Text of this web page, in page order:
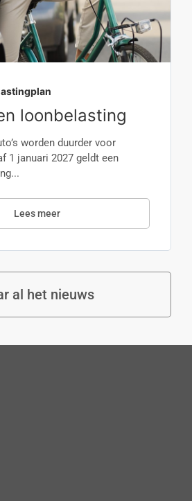
loonbelasting
worden duurder voor
1 januari 2027 geldt een
Lees meer
al het nieuws